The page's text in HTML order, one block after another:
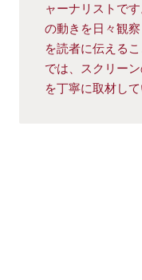
ャーナリストで
の動きを日々観
を読者に伝える
では、スクリー
を丁寧に取材して